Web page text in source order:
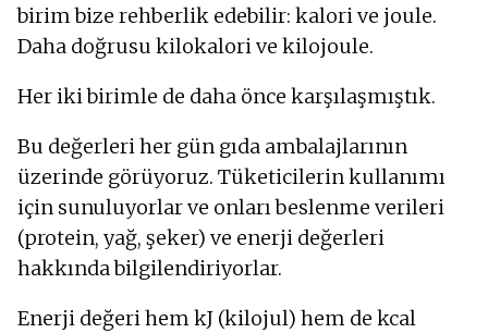
birim bize rehberlik edebilir: kalori ve joule.
Daha doğrusu kilokalori ve kilojoule.
Her iki birimle de daha önce karşılaşmıştık.
Bu değerleri her gün gıda ambalajlarının
üzerinde görüyoruz. Tüketicilerin kullanımı
için sunuluyorlar ve onları beslenme verileri
(protein, yağ, şeker) ve enerji değerleri
hakkında bilgilendiriyorlar.
Enerji değeri hem kJ (kilojul) hem de kcal